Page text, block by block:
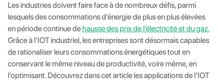
Les industries doivent faire face à de nombreux défis, parmi
lesquels des consommations d’énergie de plus en plus élevées
en période continue de hausse des prix de l’électricité et du gaz.
Grâce à l’IOT industriel, les entreprises sont désormais capables
de rationaliser leurs consommations énergétiques tout en
conservant le même niveau de productivité, voire même, en
l’optimisant. Découvrez dans cet article les applications de l’IOT